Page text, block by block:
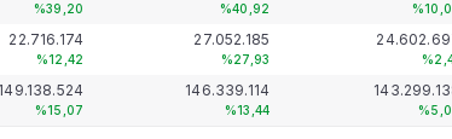
%39,20 %40,92
22.716.174
%12,42
27.052.185
%27,93
149.138.524
%15,07
146.339.114
%13,44